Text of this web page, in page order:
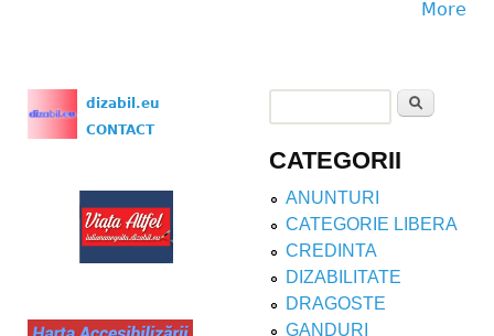
More
dizabil.eu
CONTACT
Search form
CATEGORII
ANUNTURI
CATEGORIE LIBERA
CREDINTA
DIZABILITATE
DRAGOSTE
GANDURI